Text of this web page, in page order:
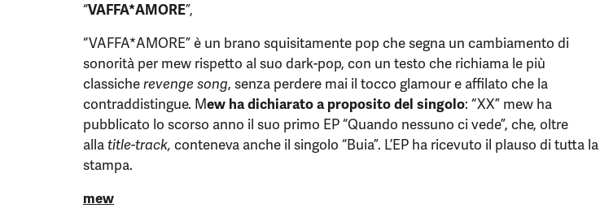
“VAFFA*AMORE”,
“VAFFA*AMORE” è un brano squisitamente pop che segna un cambiamento di
sonorità per mew rispetto al suo dark-pop, con un testo che richiama le più
classicherevenge song, senza perdere mai il tocco glamour e affilato che la
contraddistingue. Mew ha dichiarato a proposito del singolo: “XX” mew ha
pubblicato lo scorso anno il suo primo EP “Quando nessuno ci vede”, che, oltre
allatitle-track, conteneva anche il singolo “Buia”. L’EP ha ricevuto il plauso di tutta la
stampa.
mew